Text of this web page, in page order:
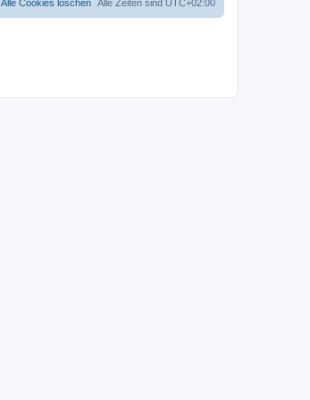
Alle Zeiten sind UTC+02:00
Alle Cookies löschen